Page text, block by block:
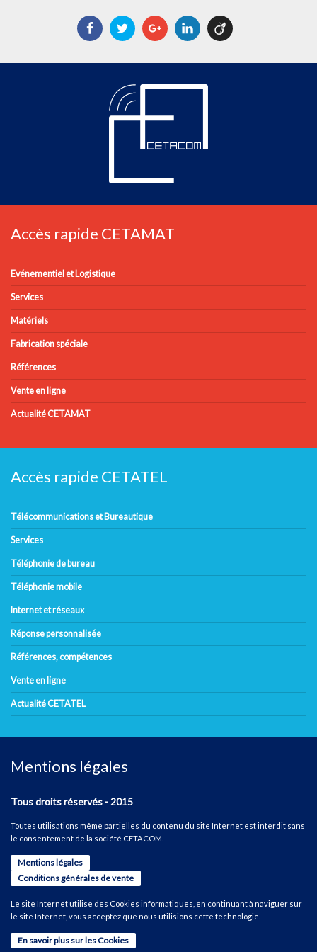
FacebookTwitter Google+LinkedIn
Accès rapide CETAMAT
Evénementiel et Logistique
Services
Matériels
Fabrication spéciale
Références
Vente en ligne
Actualité CETAMAT
Accès rapide CETATEL
Télécommunications et Bureautique
Services
Téléphonie de bureau
Téléphonie mobile
Internet et réseaux
Réponse personnalisée
Références, compétences
Vente en ligne
Actualité CETATEL
Mentions légales
Tous droits réservés - 2015
Toutes utilisations même partielles du contenu du site Internet est interdit sans
le consentement de la société CETACOM.
Mentions légales
Conditions générales de vente
Le site Internet utilise des Cookies informatiques, en continuant à naviguer sur
le site Internet, vous acceptez que nous utilisions cette technologie.
En savoir plus sur les Cookies